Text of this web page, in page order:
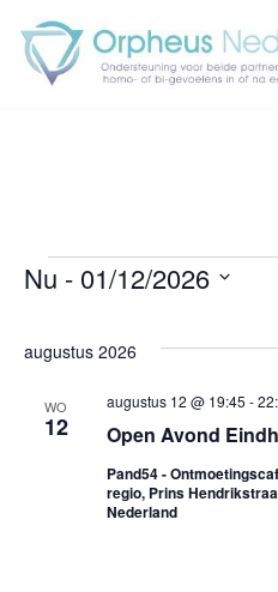
Ga
naar
Nu - 01/12/2026
datum.
augustus 2026
WO
12 Open Avond
augustus 12 @ 19:45 -
Pand54 -
regio, Prins
Nederland